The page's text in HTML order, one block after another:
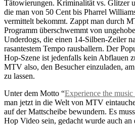
Tätowierungen. Kriminalität vs. Glitzer
die man von 50 Cent bis Pharrel
vermittelt bekommt. Zappt man durch
Programm überschwemmt von
Underdogs, die einen 14-Silben-Zeiler
rasantestem Tempo rausballern. Der
Hop-Szene ist jedenfalls kein Abflauen
MTV also, den Besucher einzuladen,
zu lassen.
Unter dem Motto “Experience the
man jetzt in die Welt von MTV
auf der Mattscheibe bewundern. Es
Hop Video sein, gedacht wurde auch